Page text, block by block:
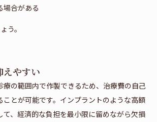
場合がある
う。
えやすい
療の範囲内で作製できるため、治療費の自己
ことが可能です。インプラントのような高額
て、経済的な負担を最小限に留めながら欠損